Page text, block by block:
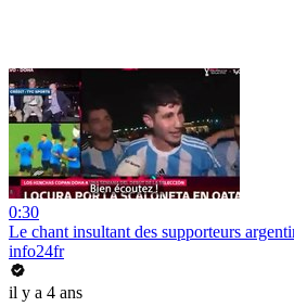
0:30
Le chant insultant des supporteurs
info24fr
il y a 4 ans